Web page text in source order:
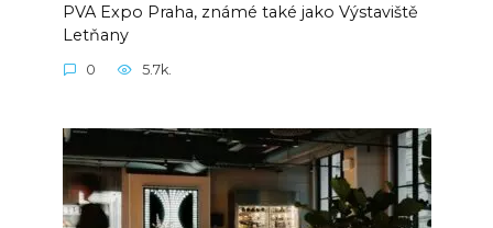
PVA Expo Praha, známé také jako Výstaviště
Letňany
0 5.7k.